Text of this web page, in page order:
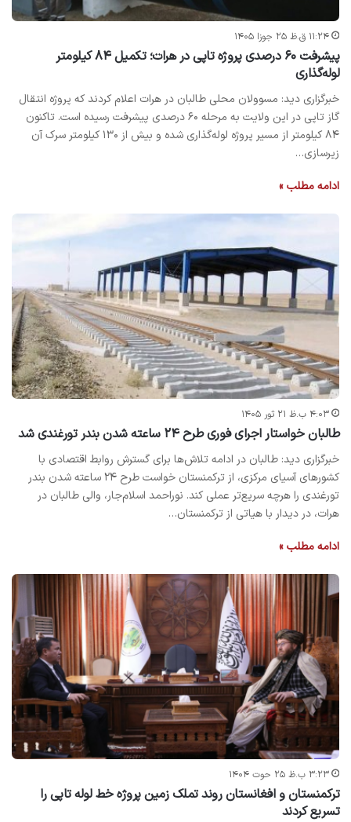
۱۱:۲۴ ق.ظ ۲۵ جوزا ۱۴۰۵
پیشرفت ۶۰ درصدی پروژه تاپی در هرات؛ تکمیل ۸۴ کیلومتر
لوله‌گذاری
خبرگزاری دید: مسوولان محلی طالبان در هرات اعلام کردند که پروژه انتقال
گاز تاپی در این ولایت به مرحله ۶۰ درصدی پیشرفت رسیده است. تاکنون
۸۴ کیلومتر از مسیر پروژه لوله‌گذاری شده و بیش از ۱۳۰ کیلومتر سرک آن
زیرسازی…
ادامه مطلب »
۴:۰۳ ب.ظ ۲۱ ثور ۱۴۰۵
طالبان خواستار اجرای فوری طرح ۲۴ ساعته شدن بندر تورغندی شد
خبرگزاری دید: طالبان در ادامه تلاش‌ها برای گسترش روابط اقتصادی با
کشورهای آسیای مرکزی، از ترکمنستان خواست طرح ۲۴ ساعته شدن بندر
تورغندی را هرچه سریع‌تر عملی کند. نوراحمد اسلام‌جار، والی طالبان در
هرات، در دیدار با هیاتی از ترکمنستان…
ادامه مطلب »
۳:۲۳ ب.ظ ۲۵ حوت ۱۴۰۴
ترکمنستان و افغانستان روند تملک زمین پروژه خط لوله تاپی را
تسریع کردند